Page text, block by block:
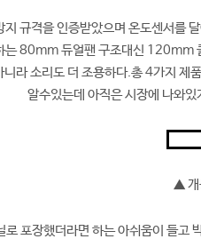
규격을 인증받았으며 온도센서를
는 80mm 듀얼팬 구조대신 120mm
라 소리도 더 조용하다.총 4가지
알수있는데 아직은 시장에 나와
▲ 개
로 포장했더라면 하는 아쉬움이 들고